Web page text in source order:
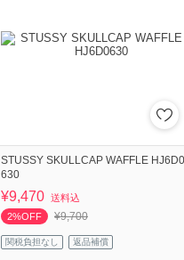
STUSSY SKULLCAP WAFFLE HJ6D0
630
¥9,470 送料込
2%OFF
¥9,700
関税負担なし 返品補償